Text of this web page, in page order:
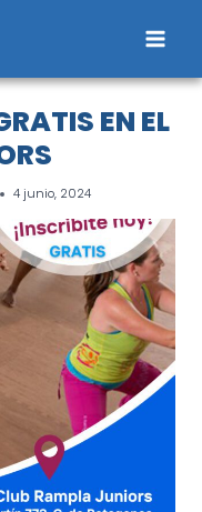
EN EL
4 junio, 2024